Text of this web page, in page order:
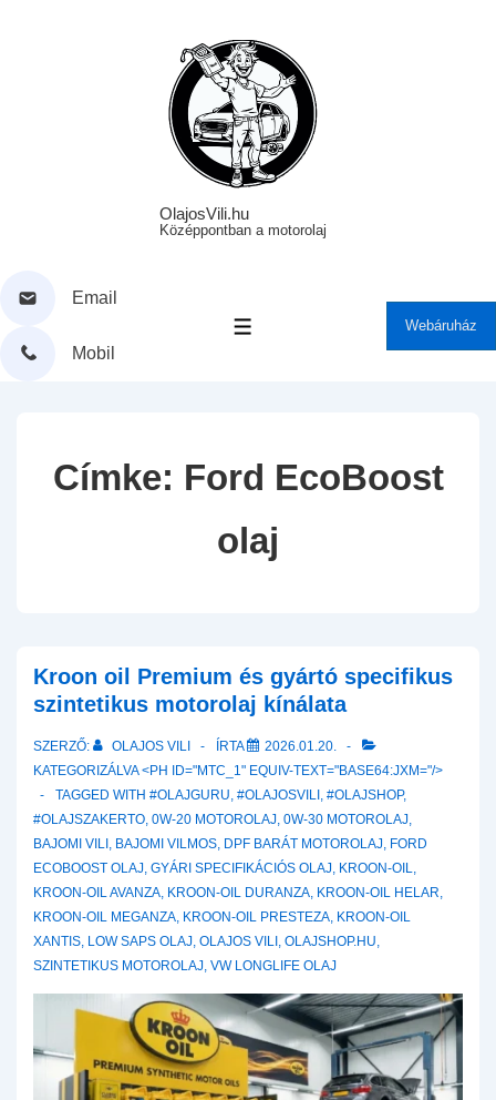
OlajosVili.hu
Középpontban a motorolaj
Email
Mobil
MENÜ Webáruház
Címke: Ford EcoBoost
olaj
Kroon oil Premium és gyártó specifikus
szintetikus motorolaj kínálata
SZERZŐ: OLAJOS VILI ÍRTA
2026.01.20.
KATEGORIZÁLVA <PH ID="MTC_1" EQUIV-TEXT="BASE64:JXM="/>
TAGGED WITH #OLAJGURU, #OLAJOSVILI , #OLAJSHOP,
#OLAJSZAKERTO, 0W-20 MOTOROLAJ, 0W-30 MOTOROLAJ,
BAJOMI VILI , BAJOMI VILMOS, DPF BARÁT MOTOROLAJ, FORD
ECOBOOST OLAJ, GYÁRI SPECIFIKÁCIÓS OLAJ, KROON-OIL,
KROON-OIL AVANZA, KROON-OIL DURANZA, KROON-OIL HELAR,
KROON-OIL MEGANZA, KROON-OIL PRESTEZA, KROON-OIL
XANTIS, LOW SAPS OLAJ, OLAJOS VILI , OLAJSHOP.HU,
SZINTETIKUS MOTOROLAJ, VW LONGLIFE OLAJ